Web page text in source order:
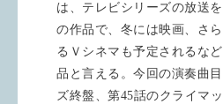
は、テレビシリーズの放送
の作品で、冬には映画、さ
るＶシネマも予定されるな
品と言える。今回の演奏曲
ズ終盤、第45話のクライマ